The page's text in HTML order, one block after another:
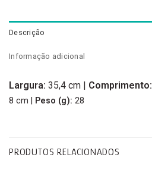
Descrição
Informação adicional
Largura: 35,4 cm | Comprimento:
8 cm |
Peso (g): 28
PRODUTOS RELACIONADOS